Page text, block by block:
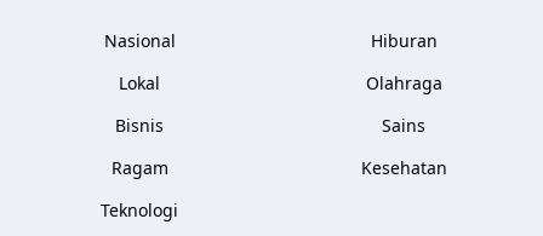
Nasional
Lokal
Bisnis
Ragam
Teknologi
Hiburan
Olahraga
Sains
Kesehatan